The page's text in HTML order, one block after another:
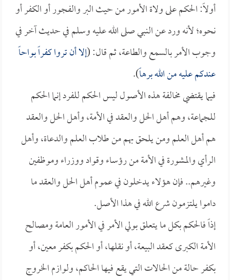
أولاً: الحكم على ولاة الأمور من حيث البر والفجور أو الكفر أو
نحوه؛ لأنه ورد عن النبي صلى الله عليه وسلم في حديث آخر في
وجوب الأمر بالسمع والطاعة، ثم قال: (إلا أن تروا كفراً بواحاً
عندكم عليه من الله برهاً).
فيما يقتضي مخالفة هذه الأصول ليس الحكم للفرد إنما الحكم
للجماعة، وهم أهل الحل والعقد في الأمة، وأهل الحل والعقد
هم أهل العلم ومن يلحق بهم من طلاب العلم والدعاة، وأهل
الرأي والمشورة في الأمة من رؤساء وقواد ووزراء وموظفين
وغيرهم.. فإن هؤلاء يدخلون في عموم أهل الحل والعقد ما
داموا يلتزمون شرع الله في هذا الأصل.
إذاً فالحكم بكل ما يتعلق بولي الأمر في الأمور العامة ومصالح
الأمة الكبرى كعقد البيعة، أو نقلها، أو الحكم بكفر معين، أو
بكفر حالة من الحالات التي يقع فيها الحاكم، ولوازم الخروج